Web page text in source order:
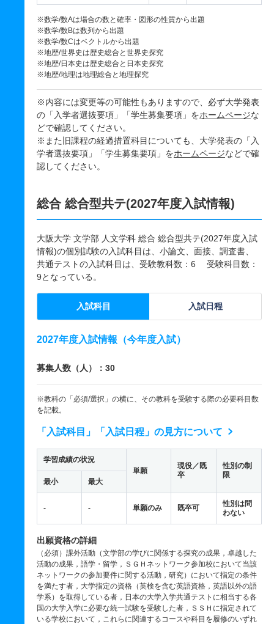
※数学/数Aは場合の数と確率・図形の性質から出題
※数学/数Bは数列から出題
※数学/数Cはベクトルから出題
※地歴/世界史は歴史総合と世界史探究
※地歴/日本史は歴史総合と日本史探究
※地歴/地理は地理総合と地理探究
※内容には変更等の可能性もありますので、必ず大学発表
の「入学者選抜要項」「学生募集要項」をホームページな
どで確認してください。
※また旧課程の経過措置科目についても、大学発表の「入
学者選抜要項」「学生募集要項」をホームページなどで確
認してください。
総合 総合型共テ(2027年度入試情報)
大阪大学 文学部 人文学科 総合 総合型共テ(2027年度入試
情報)の個別試験の入試科目は、小論文、面接、調査書、
共通テストの入試科目は、受験教科数：6 受験科目数：
9となっている。
入試科目 入試日程
2027年度入試情報（今年度入試）
募集人数（人）：30
※教科の「必須/選択」の横に、その教科を受験する際の必要科目数
を記載。
「入試科目」「入試日程」の見方について
学習成績の状況
単願
現役／既
卒
性別の制
限
最小 最大
- - 単願のみ 既卒可
性別は問
わない
出願資格の詳細
（必須）課外活動（文学部の学びに関係する探究の成果，卓越した
活動の成果，語学・留学，ＳＧＨネットワーク参加校において当該
ネットワークの参加要件に関する活動，研究）において指定の条件
を満たす者，大学指定の資格（英検を含む英語資格，英語以外の語
学系）を取得している者，日本の大学入学共通テストに相当する各
国の大学入学に必要な統一試験を受験した者，ＳＳＨに指定されて
いる学校において，これらに関連するコースや科目を履修のいずれ